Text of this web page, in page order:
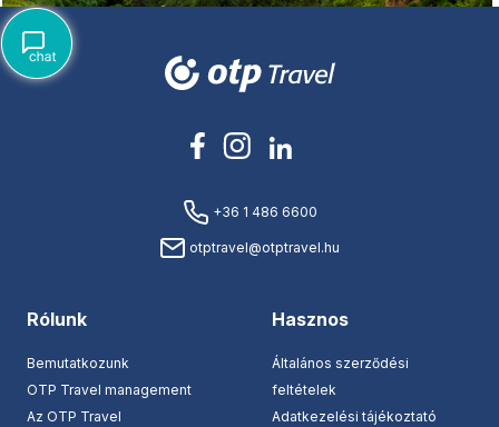
+36 1 486 6600
otptravel@otptravel.hu
Rólunk
Bemutatkozunk
OTP Travel management
Az OTP Travel
Hasznos
Általános szerződési
feltételek
Adatkezelési tájékoztató